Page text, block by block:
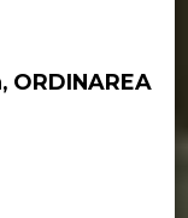
ORDINAREA